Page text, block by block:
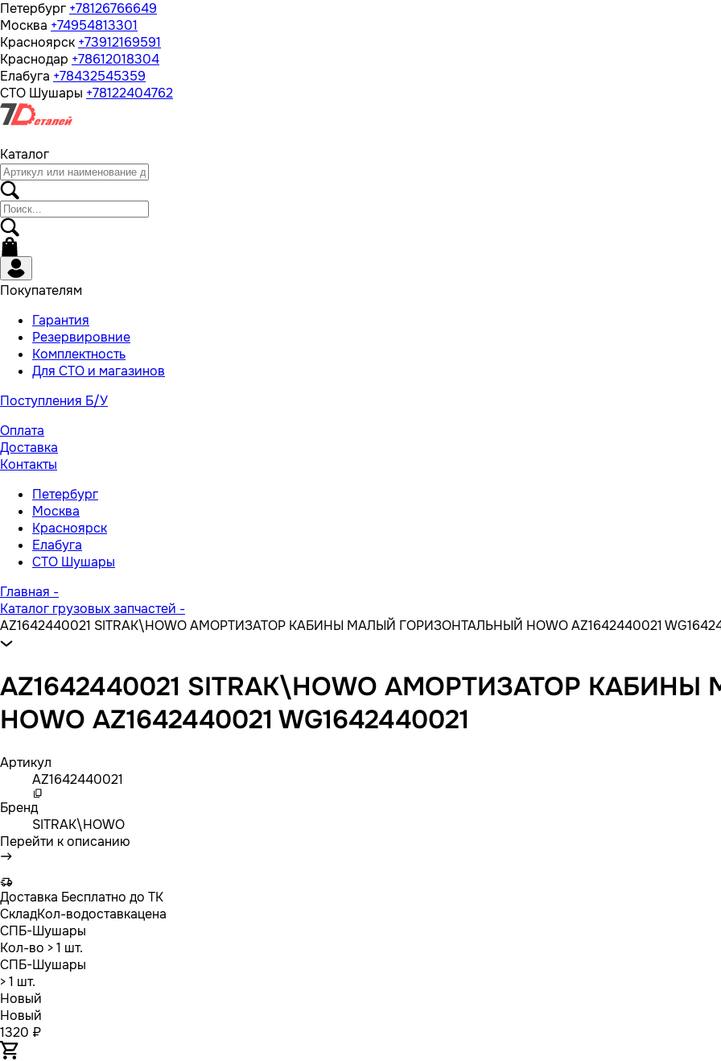
Петербург +78126766649
Москва +74954813301
Красноярск +73912169591
Краснодар +78612018304
Елабуга +78432545359
СТО Шушары +78122404762
Каталог
Покупателям
Гарантия
Резервировние
Комплектность
Для СТО и магазинов
Поступления Б/У
Оплата
Доставка
Контакты
Петербург
Москва
Красноярск
Елабуга
СТО Шушары
Главная -
Каталог грузовых запчастей -
AZ1642440021 SITRAK\HOWO АМОРТИЗАТОР КАБИНЫ МАЛЫЙ ГОРИЗОНТАЛЬНЫЙ HOWO AZ1642440021
AZ1642440021 SITRAK\HOWO АМОРТИЗАТОР
HOWO AZ1642440021 WG1642440021
Артикул
AZ1642440021
Бренд
SITRAK\HOWO
Перейти к описанию
Доставка Бесплатно до ТК
СкладКол-водоставкацена
СПБ-Шушары
Кол-во > 1 шт.
СПБ-Шушары
> 1 шт.
Новый
Новый
1320 ₽